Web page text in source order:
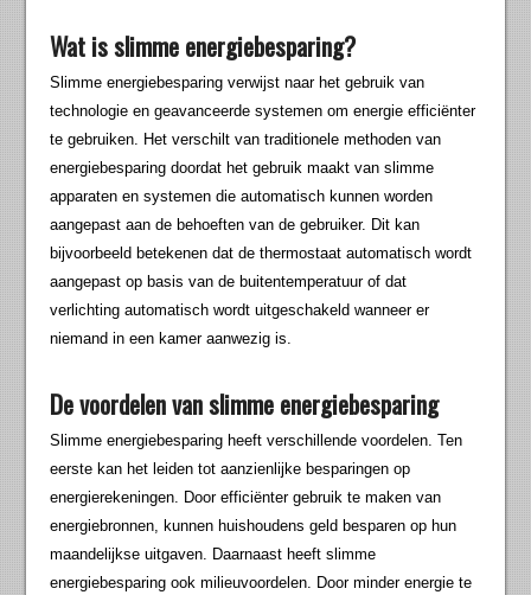
Wat is slimme energiebesparing?
Slimme energiebesparing verwijst naar het gebruik van
technologie en geavanceerde systemen om energie efficiënter
te gebruiken. Het verschilt van traditionele methoden van
energiebesparing doordat het gebruik maakt van slimme
apparaten en systemen die automatisch kunnen worden
aangepast aan de behoeften van de gebruiker. Dit kan
bijvoorbeeld betekenen dat de thermostaat automatisch wordt
aangepast op basis van de buitentemperatuur of dat
verlichting automatisch wordt uitgeschakeld wanneer er
niemand in een kamer aanwezig is.
De voordelen van slimme energiebesparing
Slimme energiebesparing heeft verschillende voordelen. Ten
eerste kan het leiden tot aanzienlijke besparingen op
energierekeningen. Door efficiënter gebruik te maken van
energiebronnen, kunnen huishoudens geld besparen op hun
maandelijkse uitgaven. Daarnaast heeft slimme
energiebesparing ook milieuvoordelen. Door minder energie te